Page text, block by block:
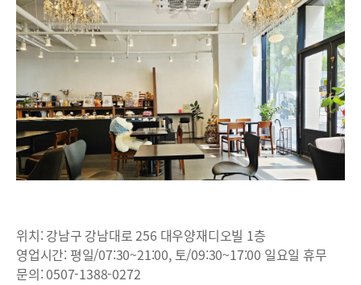
위치: 강남구 강남대로 256 대우양재디오빌 1층
영업시간: 평일/07:30~21:00, 토/09:30~17:00 일요일 휴무
문의: 0507-1388-0272